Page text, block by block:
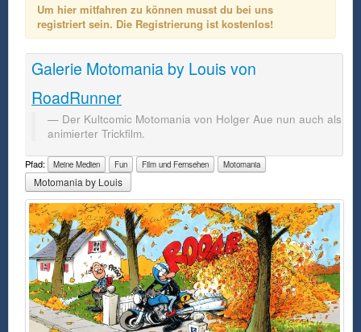
Um hier mitfahren zu können musst du bei uns
registriert sein. Die Registrierung ist kostenlos!
Galerie Motomania by Louis von
RoadRunner
Der Kultcomic Motomania von Holger Aue nun auch als
animierter Trickfilm.
Pfad: Meine Medien Fun Film und Fernsehen Motomania
Motomania by Louis